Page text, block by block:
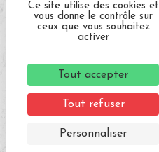
Ce site utilise des cookies et
vous donne le contrôle sur
ceux que vous souhaitez
activer
Tout accepter
Tout refuser
Personnaliser